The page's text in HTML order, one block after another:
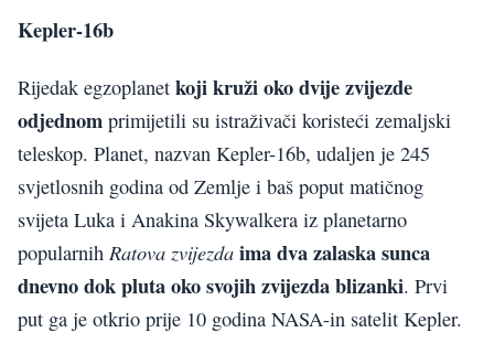
Kepler-16b
Rijedak egzoplanet koji kruži oko dvije zvijezde
odjednom primijetili su istraživači koristeći zemaljski
teleskop. Planet, nazvan Kepler-16b, udaljen je 245
svjetlosnih godina od Zemlje i baš poput matičnog
svijeta Luka i Anakina Skywalkera iz planetarno
popularnih Ratova zvijezda ima dva zalaska sunca
dnevno dok pluta oko svojih zvijezda blizanki. Prvi
put ga je otkrio prije 10 godina NASA-in satelit Kepler.